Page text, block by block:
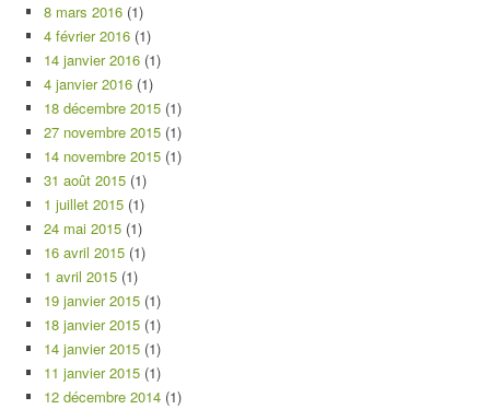
8 mars 2016 (1)
4 février 2016 (1)
14 janvier 2016 (1)
4 janvier 2016 (1)
18 décembre 2015 (1)
27 novembre 2015 (1)
14 novembre 2015 (1)
31 août 2015 (1)
1 juillet 2015 (1)
24 mai 2015 (1)
16 avril 2015 (1)
1 avril 2015 (1)
19 janvier 2015 (1)
18 janvier 2015 (1)
14 janvier 2015 (1)
11 janvier 2015 (1)
12 décembre 2014 (1)